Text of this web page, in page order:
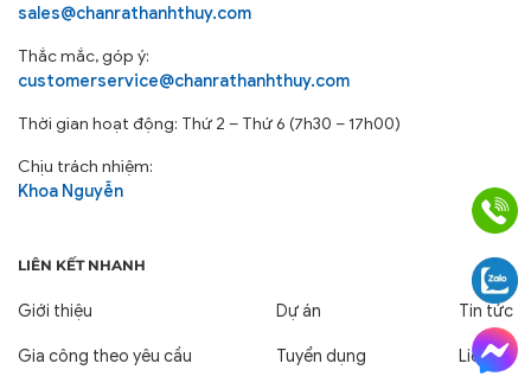
sales@chanrathanhthuy.com
Thắc mắc, góp ý:
customerservice@chanrathanhthuy.com
Thời gian hoạt động: Thứ 2 – Thứ 6 (7h30 – 17h00)
Chịu trách nhiệm:
Khoa Nguyễn
LIÊN KẾT NHANH
Giới thiệu
Gia công theo yêu cầu
Dự án
Tuyển dụng
Tin tức
Liên hệ